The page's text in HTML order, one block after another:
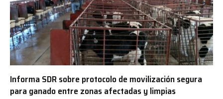
Informa SDR sobre protocolo de movilización segura
para ganado entre zonas afectadas y limpias